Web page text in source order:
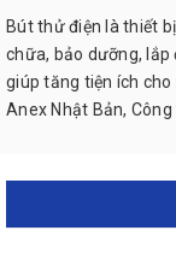
Bút thử điện là thiết
chữa, bảo dưỡng,
giúp tăng tiện ích
Anex Nhật Bản,